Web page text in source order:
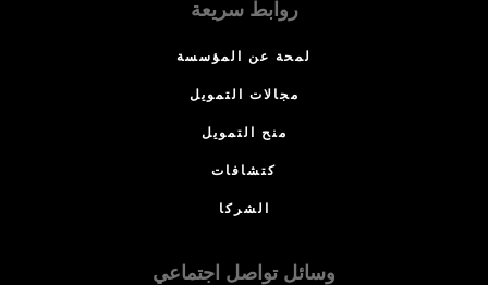
روابط سريعة
لمحة عن المؤسسة
مجالات التمويل
منح التمويل
كتشافات
الشركا
وسائل تواصل اجتماعي